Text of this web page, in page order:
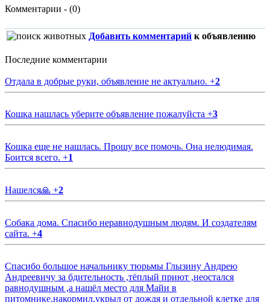
Комментарии - (0)
Добавить комментарий к объявлению
Последние комментарии
Отдала в добрые руки, объявление не актуально. +2
Кошка нашлась уберите объявление пожалуйста +3
Кошка еще не нашлась. Прошу все помочь. Она нелюдимая.
Боится всего. +1
Нашелся🙏 +2
Собака дома. Спасибо неравнодушным людям. И создателям
сайта. +4
Спасибо большое начальнику тюрьмы Глызину Андрею
Андреевичу за бдительность ,тёплый приют ,неостался
равнодушным ,а нашёл место для Майи в
питомнике,накормил,укрыл от дождя и отдельной клетке для